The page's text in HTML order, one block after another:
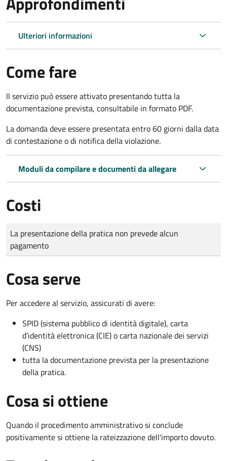
Ulteriori informazioni
Come fare
Il servizio può essere attivato presentando tutta la
documentazione prevista, consultabile in formato PDF.
La domanda deve essere presentata entro 60 giorni dalla data
di contestazione o di notifica della violazione.
Moduli da compilare e documenti da allegare
Costi
Tipo di pagamento
Importo
La presentazione della pratica non prevede alcun
pagamento
Cosa serve
Per accedere al servizio, assicurati di avere:
SPID (sistema pubblico di identità digitale), carta
d’identità elettronica (CIE) o carta nazionale dei servizi
(CNS)
tutta la documentazione prevista per la presentazione
della pratica.
Cosa si ottiene
Quando il procedimento amministrativo si conclude
positivamente si ottiene la rateizzazione dell'importo dovuto.